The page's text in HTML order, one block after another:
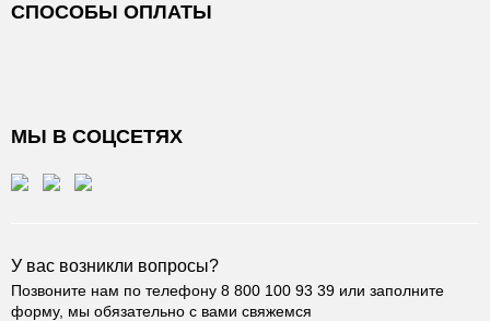
СПОСОБЫ ОПЛАТЫ
МЫ В СОЦСЕТЯХ
У вас возникли вопросы?
Позвоните нам по телефону 8 800 100 93 39 или заполните
форму, мы обязательно с вами свяжемся